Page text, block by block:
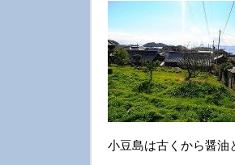
小豆島は古くから醤油